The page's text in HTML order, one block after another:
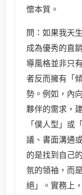
懷本質。
問：如果我天
成為優秀的直
導風格並非只
者反而擁有「
勢。例如，內
夥伴的需求，
「僕人型」或
議、書面溝通
的是找到自己
氛的領袖，而
絕」。實務上